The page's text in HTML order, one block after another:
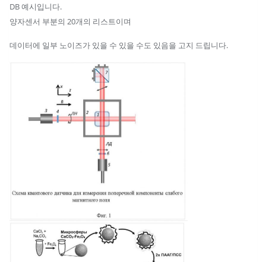
20
개
_
DB 예시입니다.
양자센서 부분의 20개의 리스트이며
데이터에 일부 노이즈가 있을 수 있을 수도 있음을 고지 드립니다.